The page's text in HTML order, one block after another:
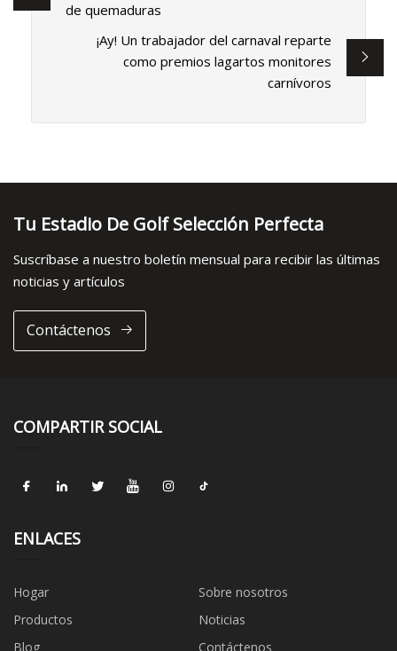
de quemaduras
¡Ay! Un trabajador del carnaval reparte
como premios lagartos monitores
carnívoros
Tu Estadio De Golf Selección Perfecta
Suscríbase a nuestro boletín mensual para recibir las últimas
noticias y artículos
Contáctenos
COMPARTIR SOCIAL
ENLACES
Hogar
Sobre nosotros
Productos
Noticias
Blog
Contáctenos